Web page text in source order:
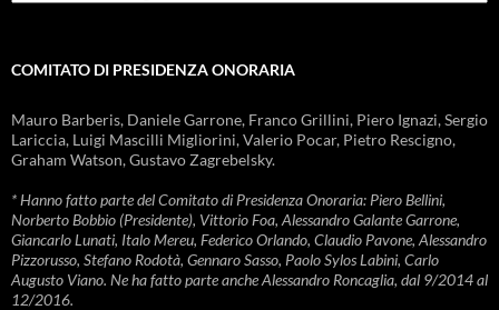
COMITATO DI PRESIDENZA ONORARIA
Mauro Barberis, Daniele Garrone, Franco Grillini, Piero Ignazi, Sergio
Lariccia, Luigi Mascilli Migliorini, Valerio Pocar, Pietro Rescigno,
Graham Watson, Gustavo Zagrebelsky.
* Hanno fatto parte del Comitato di Presidenza Onoraria: Piero Bellini,
Norberto Bobbio (Presidente), Vittorio Foa, Alessandro Galante Garrone,
Giancarlo Lunati, Italo Mereu, Federico Orlando, Claudio Pavone, Alessandro
Pizzorusso, Stefano Rodotà, Gennaro Sasso, Paolo Sylos Labini, Carlo
Augusto Viano. Ne ha fatto parte anche Alessandro Roncaglia, dal 9/2014 al
12/2016.